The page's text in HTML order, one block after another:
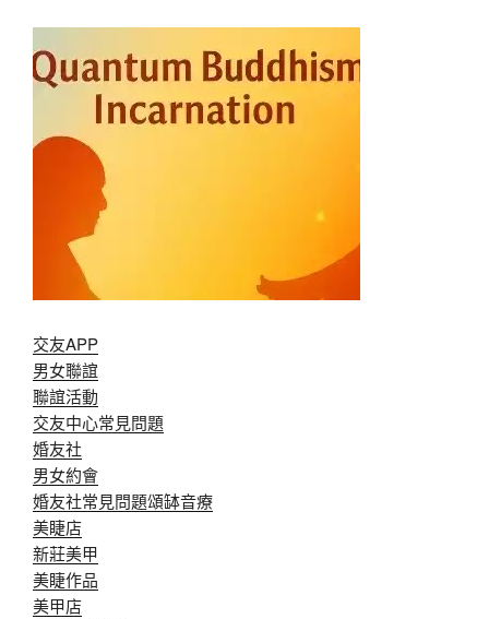
交友APP
男女聯誼
聯誼活動
交友中心常見問題
婚友社
男女約會
婚友社常見問題頌缽音療
美睫店
新莊美甲
美睫作品
美甲店